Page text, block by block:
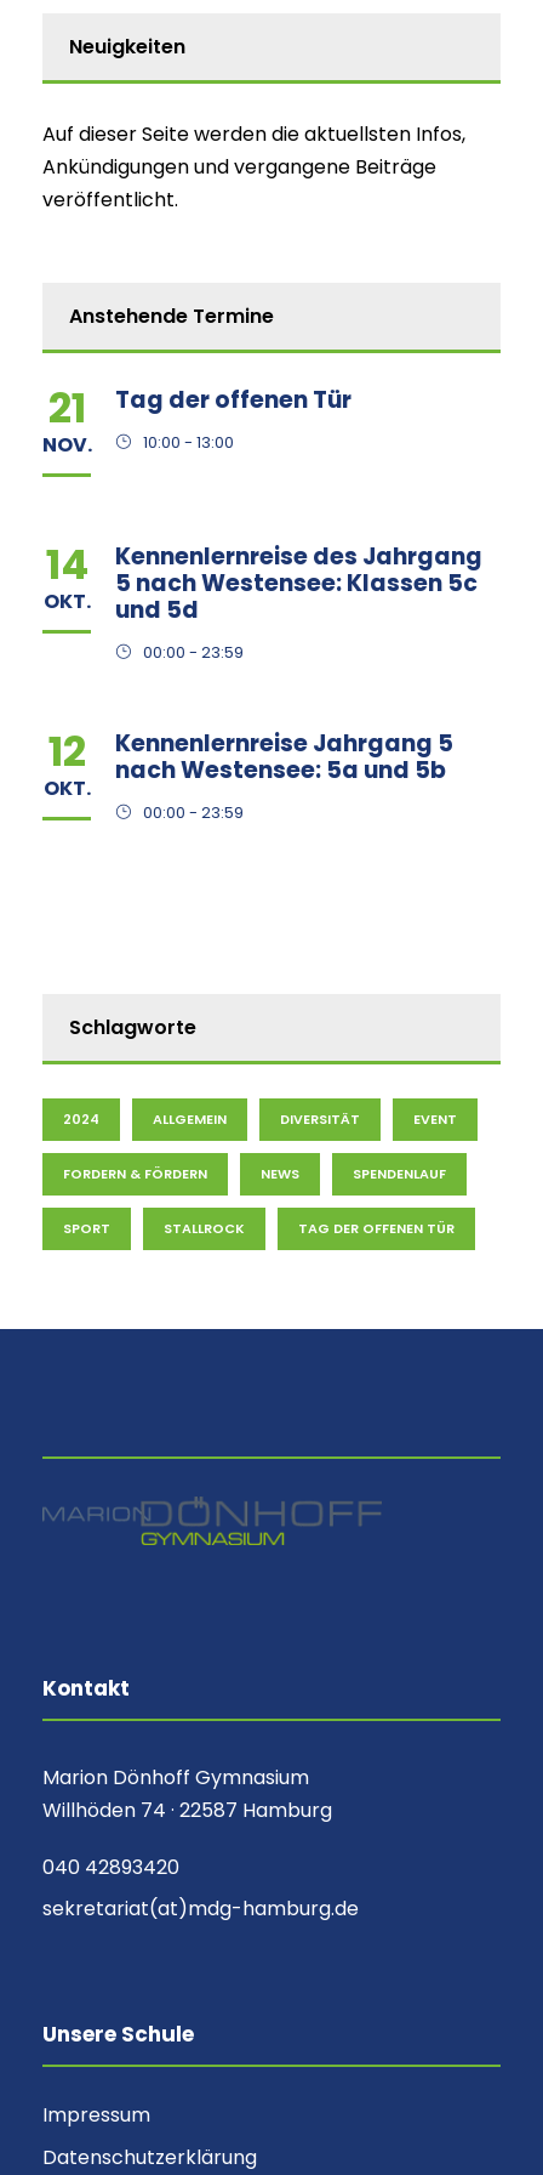
Neuigkeiten
Auf dieser Seite werden die aktuellsten Infos,
Ankündigungen und vergangene Beiträge
veröffentlicht.
Anstehende Termine
21
NOV.
Tag der offenen Tür
10:00 - 13:00
14
OKT.
Kennenlernreise des Jahrgang
5 nach Westensee: Klassen 5c
und 5d
00:00 - 23:59
12
OKT.
Kennenlernreise Jahrgang 5
nach Westensee: 5a und 5b
00:00 - 23:59
Schlagworte
2024 ALLGEMEIN DIVERSITÄT EVENT
FORDERN & FÖRDERN NEWS SPENDENLAUF
SPORT STALLROCK TAG DER OFFENEN TÜR
Kontakt
Marion Dönhoff Gymnasium
Willhöden 74 · 22587 Hamburg
040 42893420
sekretariat(at)mdg-hamburg.de
Unsere Schule
Impressum
Datenschutzerklärung